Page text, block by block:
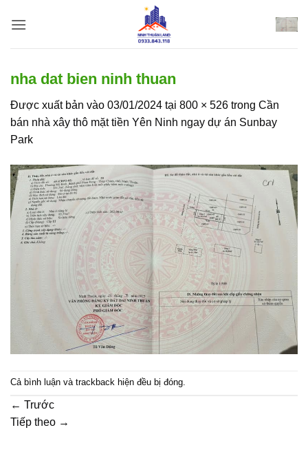
qua
nha dat bien ninh thuan
Được xuất bản vào 03/01/2024 tại 800 × 526 trong Cần
bán nhà xây thô mặt tiền Yên Ninh ngay dự án Sunbay
Park
Cả bình luận và trackback hiện đều bị đóng.
← Trước
Tiếp theo →